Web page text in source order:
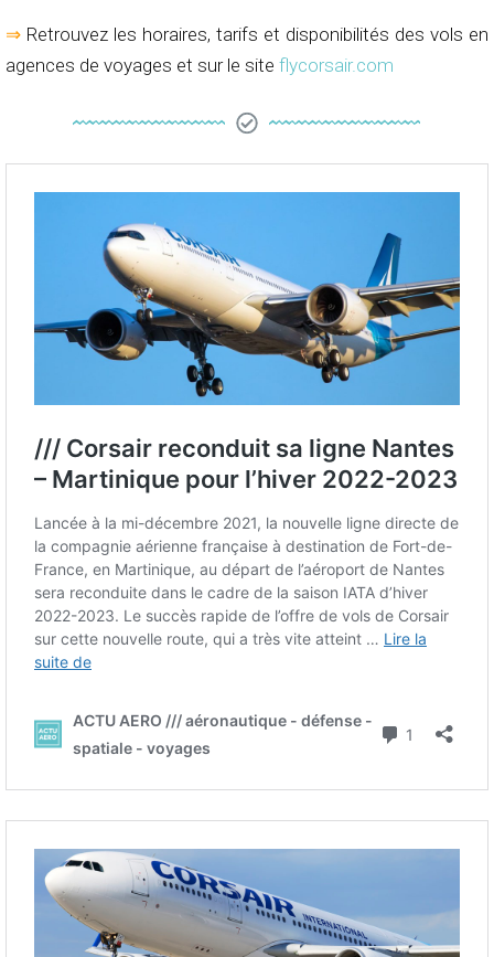
⇒ Retrouvez les horaires, tarifs et disponibilités des vols en
agences de voyages et sur le site flycorsair.com